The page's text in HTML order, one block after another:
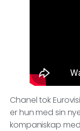
Chanel tok
er hun med sin
kompaniskap